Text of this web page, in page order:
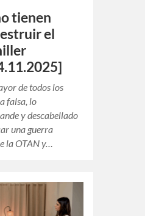
tienen
el
de todos los
falsa, lo
y descabellado
una guerra
la OTAN y…